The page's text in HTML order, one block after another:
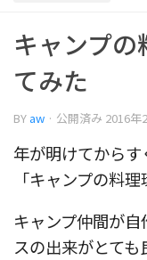
キャンプ
てみた
BY aw · 公開済み 2016年
年が明けてからす
「キャンプの料
キャンプ仲間が
スの出来がとて